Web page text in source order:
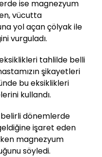
ise magnezyum
vücutta
yol açan çölyak ile
vurguladı.
tahlilde belli
şikayetleri
bu eksiklikleri
kullandı.
dönemlerde
işaret eden
magnezyum
söyledi.